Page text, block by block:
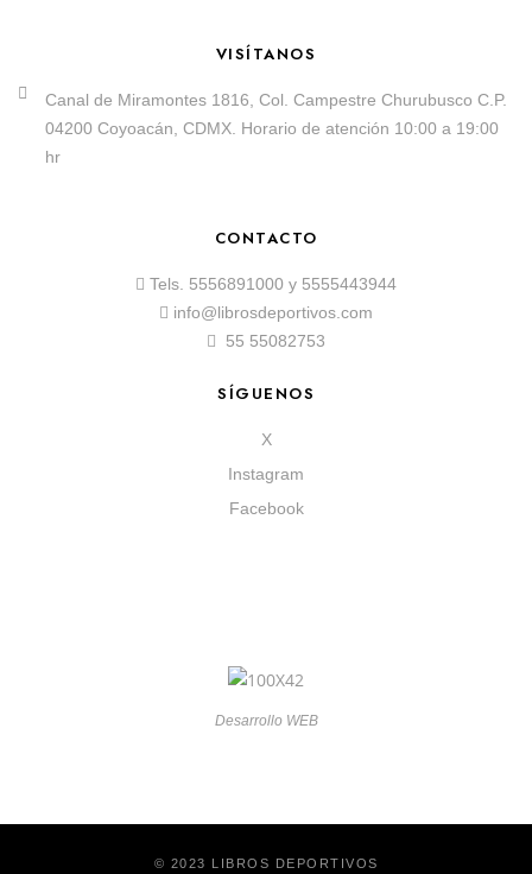
VISÍTANOS
Canal de Miramontes 1816, Col. Campestre Churubusco C.P.
04200 Coyoacán, CDMX. Horario de atención 10:00 a 19:00
hr
CONTACTO
Tels. 5556891000 y 5555443944
info@librosdeportivos.com
55 55082753
SÍGUENOS
X
Instagram
Facebook
Desarrollo WEB
© 2023 LIBROS DEPORTIVOS